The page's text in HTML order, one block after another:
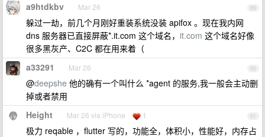
89
a9htdkbv Mar 26
躲过一劫，前几个月刚好重装系统没装 apifox 。现在我内网
dns 服务器已直接屏蔽*.it.com 这个域名， it.com 这个域名好像
很多黑灰产、C2C 都在用来着（
90
a33291 Mar 26
@deepshe 他的确有一个叫什么 *agent 的服务,我一般会主动删
掉或者禁用
91
Height Mar 26 via iPhone 1
极力 reqable ，flutter 写的，功能全，体积小，性能好，内存占